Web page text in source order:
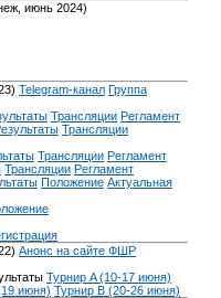
июнь 2024)
Telegram-канал Группа
Трансляции Регламент
Трансляции
Трансляции Регламент
Трансляции Регламент
Положение Актуальная
Анонс на сайте ФШР
Турнир A (10-17 июня)
июня) Турнир B (20-26 июня)